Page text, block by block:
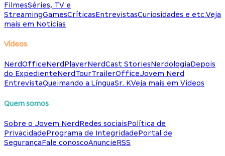
FilmesSéries, TV e
StreamingGamesCríticasEntrevistasCuriosidades e etc.Veja
mais em Notícias
Vídeos
NerdOfficeNerdPlayerNerdCast StoriesNerdologiaDepois
do ExpedienteNerdTourTrailerOfficeJovem Nerd
EntrevistaQueimando a LínguaSr. KVeja mais em Vídeos
Quem somos
Sobre o Jovem NerdRedes sociaisPolítica de
PrivacidadePrograma de IntegridadePortal de
SegurançaFale conoscoAnuncieRSS